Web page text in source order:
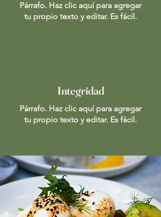
Párrafo. Haz clic aquí para agregar
tu propio texto y editar. Es fácil.
Integridad
Párrafo. Haz clic aquí para agregar
tu propio texto y editar. Es fácil.